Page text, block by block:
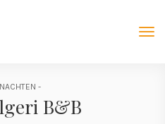
-
B&B